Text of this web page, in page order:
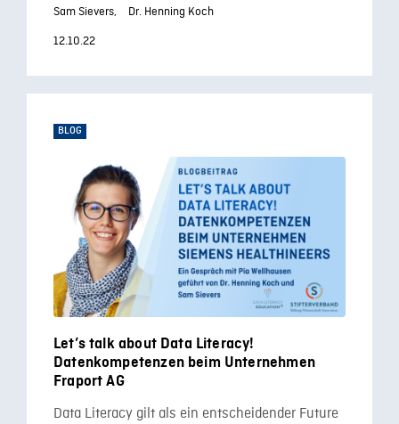
Sam Sievers,
Dr. Henning Koch
12.10.22
BLOG
Let’s talk about Data Literacy!
Datenkompetenzen beim Unternehmen
Fraport AG
Data Literacy gilt als ein entscheidender Future